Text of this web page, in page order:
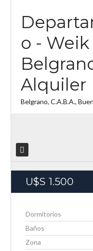
Log in
your searches and
o - Weik
Alquiler
Belgrano, C.A.B.A.,
U$S1.500
Dormitorios
Baños
Zona